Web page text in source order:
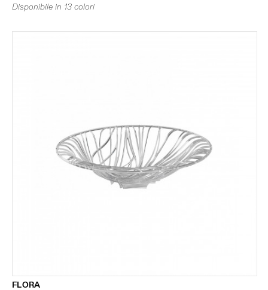
Disponibile in 13 colori
FLORA